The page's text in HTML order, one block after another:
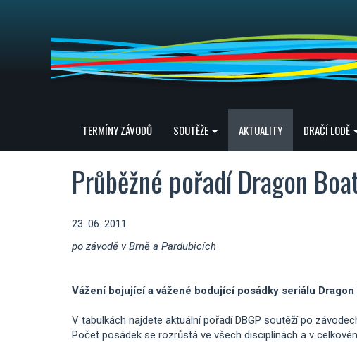
TERMÍNY ZÁVODŮ SOUTĚŽE AKTUALITY DRAČÍ LODĚ
Průběžné pořadí Dragon
23. 06. 2011
po závodě v Brně a Pardubicích
Vážení bojující a vážené bodující posádky seriálu Dragon
V tabulkách najdete aktuální pořadí DBGP soutěží po
Počet posádek se rozrůstá ve všech disciplínách a v